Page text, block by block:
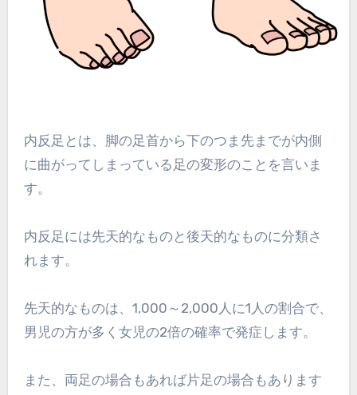
内反足とは、脚の足首から下のつま先までが内側
に曲がってしまっている足の変形のことを言いま
す。
内反足には先天的なものと後天的なものに分類さ
れます。
先天的なものは、1,000～2,000人に1人の割合で、
男児の方が多く女児の2倍の確率で発症します。
また、両足の場合もあれば片足の場合もあります